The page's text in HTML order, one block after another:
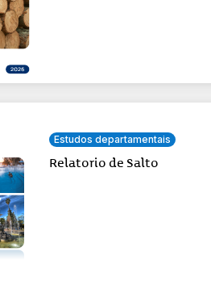
Estudos departamentais
Relatorio de Salto